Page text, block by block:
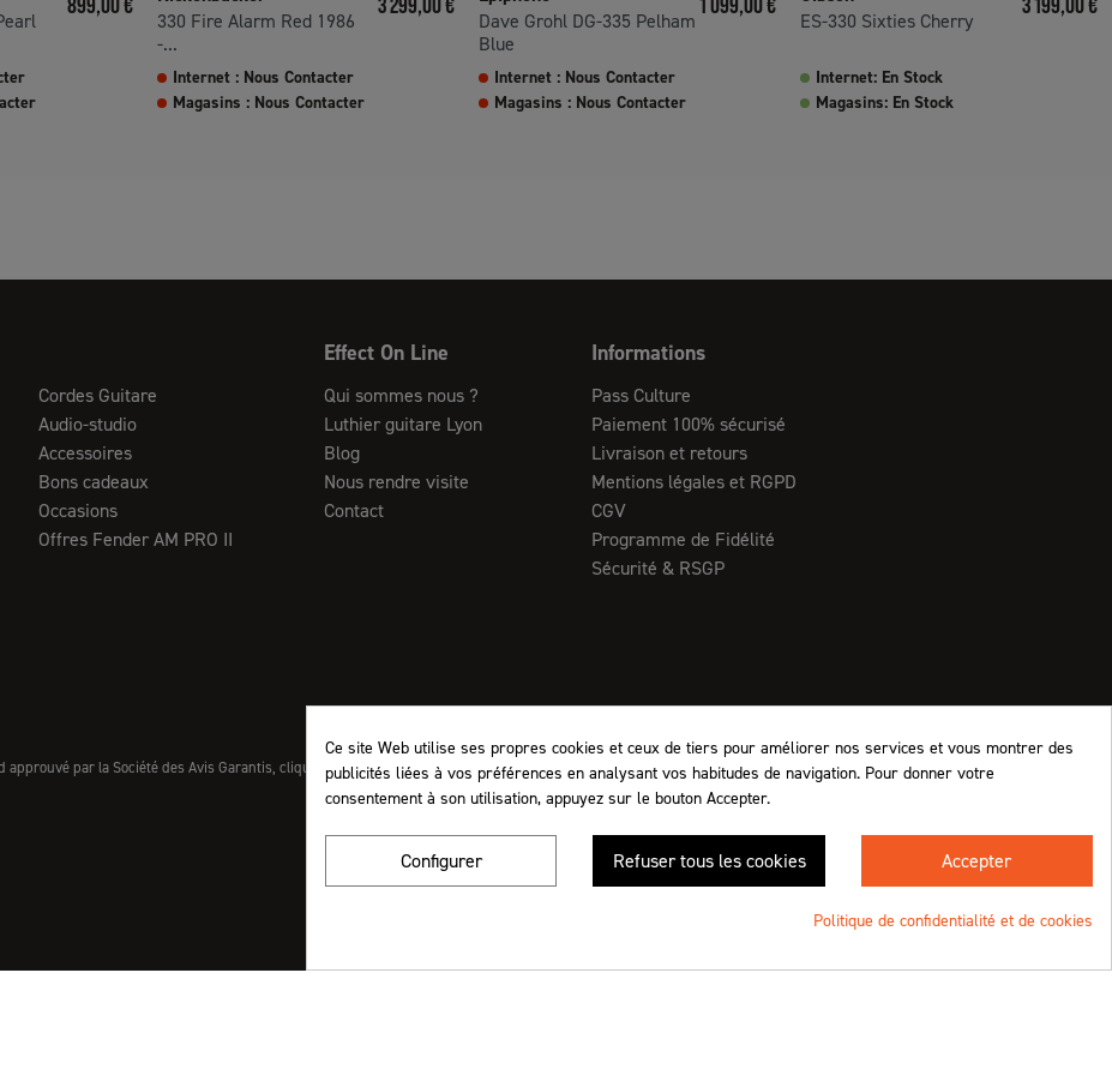
330 Fire Alarm Red 1986
-...
Internet : Nous Contacter
Magasins : Nous Contacter
Dave Grohl DG-335 Pelham
Blue
Internet : Nous Contacter
Magasins : Nous Contacter
ES-330 Sixties Cherry
Internet: En Stock
Magasins: En Stock
Cordes Guitare
Audio-studio
Accessoires
Bons cadeaux
Occasions
Offres Fender AM PRO II
Effect On Line
Qui sommes nous ?
Luthier guitare Lyon
Blog
Nous rendre visite
Contact
Informations
Pass Culture
Paiement 100% sécurisé
Livraison et retours
Mentions légales et RGPD
CGV
Programme de Fidélité
Sécurité & RSGP
approuvé par la Société des Avis Garantis,cliquez ici pour vérifier.
Retrouvez-nous !
Ce site Web utilise ses propres cookies et ceux de tiers pour améliorer nos services et vous montrer des
publicités liées à vos préférences en analysant vos habitudes de navigation. Pour donner votre
consentement à son utilisation, appuyez sur le bouton Accepter.
Accepter
Refuser tous les cookies
Configurer
Politique de confidentialité et de cookies
★★★★★